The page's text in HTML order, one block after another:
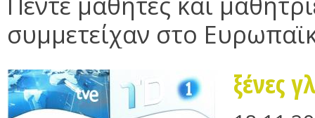
συμμετείχαν στο
ξένες